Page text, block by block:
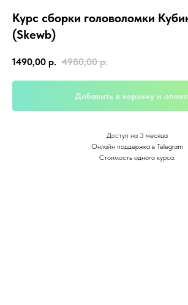
Курс сборки головоломки
(Skewb)
1490,00 р. 4980,00 р.
Добавить в корзину и
Доступ на 3 месяца
Онлайн поддержка в Telegram
Стоимость одного курса: